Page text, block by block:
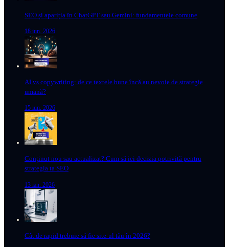
SEO și apariția în ChatGPT sau Gemini: fundamentele comune
18 iun. 2026
AI vs copywriting: de ce textele bune încă au nevoie de strategie
umană?
15 iun. 2026
Conținut nou sau actualizat? Cum să iei decizia potrivită pentru
strategia ta SEO
13 ian. 2026
Cât de rapid trebuie să fie site-ul tău în 2026?